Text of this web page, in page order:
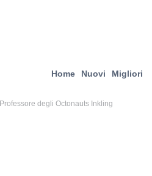
Home Nuovi Migliori
Professore degli Octonauts Inkling